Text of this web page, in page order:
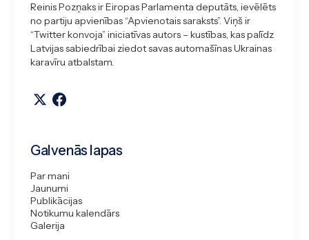
Reinis Pozņaks ir Eiropas Parlamenta deputāts, ievēlēts
no partiju apvienības “Apvienotais saraksts”. Viņš ir
“Twitter konvoja” iniciatīvas autors – kustības, kas palīdz
Latvijas sabiedrībai ziedot savas automašīnas Ukrainas
karavīru atbalstam.
Galvenās lapas
Par mani
Jaunumi
Publikācijas
Notikumu kalendārs
Galerija